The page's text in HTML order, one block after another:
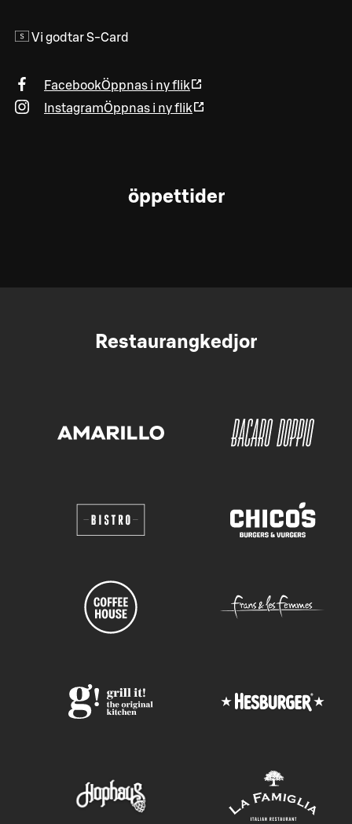
Vi godtar S-Card
FacebookÖppnas i ny flik
InstagramÖppnas i ny flik
öppettider
Restaurangkedjor